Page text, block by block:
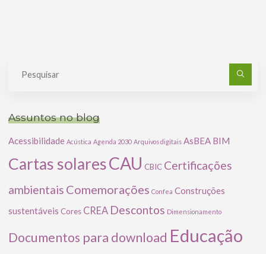
Assuntos no blog
Acessibilidade Acústica Agenda 2030 Arquivos digitais AsBEA BIM
Cartas solaresCAU CBIC Certificações
ambientais Comemorações Confea Construções
sustentáveis Cores CREA Descontos Dimensionamento
Documentos para download Educação